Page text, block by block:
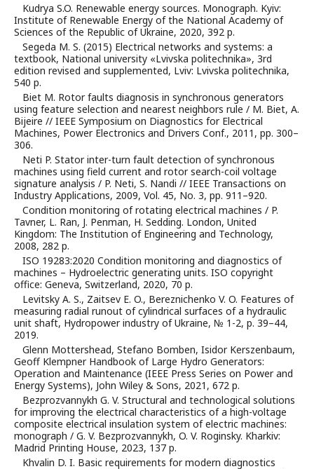
Kudrya S.O. Renewable energy sources. Monograph. Kyiv:
Institute of Renewable Energy of the National Academy of
Sciences of the Republic of Ukraine, 2020, 392 p.
Segeda М. S. (2015) Electrical networks and systems: a
textbook, National university «Lvivska politechnika», 3rd
edition revised and supplemented, Lviv: Lvivska politechnika,
540 p.
Biet M. Rotor faults diagnosis in synchronous generators
using feature selection and nearest neighbors rule / M. Biet, A.
Bijeire // IEEE Symposium on Diagnostics for Electrical
Machines, Power Electronics and Drivers Conf., 2011, pp. 300–
306.
Neti P. Stator inter-turn fault detection of synchronous
machines using field current and rotor search-coil voltage
signature analysis / P. Neti, S. Nandi // IEEE Transactions on
Industry Applications, 2009, Vol. 45, No. 3, pp. 911–920.
Condition monitoring of rotating electrical machines / P.
Tavner, L. Ran, J. Penman, H. Sedding. London, United
Kingdom: The Institution of Engineering and Technology,
2008, 282 p.
ISO 19283:2020 Condition monitoring and diagnostics of
machines – Hydroelectric generating units. ISO copyright
office: Geneva, Switzerland, 2020, 70 p.
Levitsky A. S., Zaitsev E. O., Bereznichenko V. O. Features of
measuring radial runout of cylindrical surfaces of a hydraulic
unit shaft, Hydropower industry of Ukraine, № 1-2, р. 39–44,
2019.
Glenn Mottershead, Stefano Bomben, Isidor Kerszenbaum,
Geoff Klempner Handbook of Large Hydro Generators:
Operation and Maintenance (IEEE Press Series on Power and
Energy Systems), John Wiley & Sons, 2021, 672 р.
Bezprozvannykh G. V. Structural and technological solutions
for improving the electrical characteristics of a high-voltage
composite electrical insulation system of electric machines:
monograph / G. V. Bezprozvannykh, O. V. Roginsky. Kharkiv:
Madrid Printing House, 2023, 137 p.
Khvalin D. I. Basic requirements for modern diagnostics